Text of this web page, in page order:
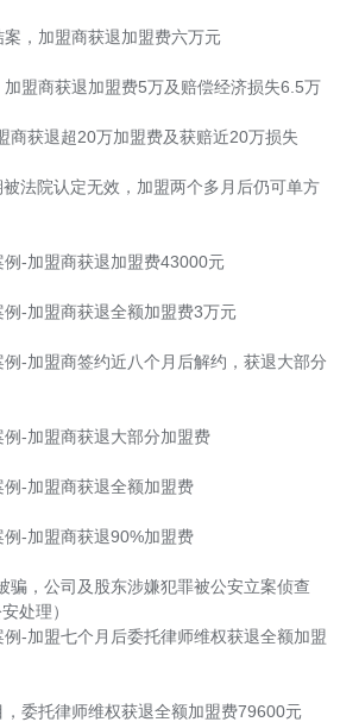
，加盟商获退加盟费六万元
盟商获退加盟费5万及赔偿经济损失6.5万
商获退超20万加盟费及获赔近20万损失
法院认定无效，加盟两个多月后仍可单方
-加盟商获退加盟费43000元
-加盟商获退全额加盟费3万元
-加盟商签约近八个月后解约，获退大部分
-加盟商获退大部分加盟费
-加盟商获退全额加盟费
-加盟商获退90%加盟费
骗，公司及股东涉嫌犯罪被公安立案侦查
处理）
-加盟七个月后委托律师维权获退全额加盟
委托律师维权获退全额加盟费79600元